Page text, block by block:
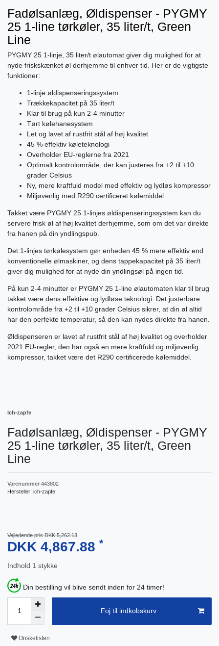
Fadølsanlæg, Øldispenser - PYGMY
25 1-line tørkøler, 35 liter/t, Green
Line
PYGMY 25 1-linje, 35 liter/t ølautomat giver dig mulighed for at
nyde friskskænket øl derhjemme til enhver tid. Her er de vigtigste
funktioner:
1-linje øldispenseringssystem
Trækkekapacitet på 35 liter/t
Klar til brug på kun 2-4 minutter
Tørt kølehanesystem
Let og lavet af rustfrit stål af høj kvalitet
45 % effektiv køleteknologi
Overholder EU-reglerne fra 2021
Optimalt kontrolområde, der kan justeres fra +2 til +10
grader Celsius
Ny, mere kraftfuld model med effektiv og lydløs kompressor
Miljøvenlig med R290 certificeret kølemiddel
Takket være PYGMY 25 1-linjes øldispenseringssystem kan du
servere frisk øl af høj kvalitet derhjemme, som om det var direkte
fra hanen på din yndlingspub.
Det 1-linjes tørkølesystem gør enheden 45 % mere effektiv end
konventionelle ølmaskiner, og dens tappekapacitet på 35 liter/t
giver dig mulighed for at nyde din yndlingsøl på ingen tid.
På kun 2-4 minutter er PYGMY 25 1-line ølautomaten klar til brug
takket være dens effektive og lydløse teknologi. Det justerbare
kontrolområde fra +2 til +10 grader Celsius sikrer, at din øl altid
har den perfekte temperatur, så den kan nydes direkte fra hanen.
Øldispenseren er lavet af rustfrit stål af høj kvalitet og overholder
2021 EU-regler, den har også en mere kraftfuld og miljøvenlig
kompressor, takket være det R290 certificerede kølemiddel.
Ich-zapfe
Fadølsanlæg, Øldispenser - PYGMY
25 1-line tørkøler, 35 liter/t, Green
Line
Varenummer 443802
Hersteller: ich-zapfe
Vejledende pris DKK 5,262.13
DKK 4,867.88 *
Indhold 1 stykke
Din bestilling vil blive sendt inden for 24 timer!
Foj til indkobskurv
Onskelisten